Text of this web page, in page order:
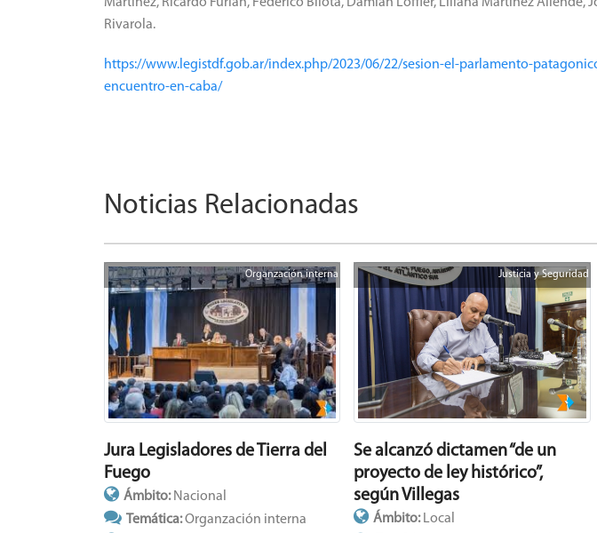
Rivarola.
https://www.legistdf.gob.ar/index.php/2023/06/22/sesion-el-parlamento-
encuentro-en-caba/
Noticias Relacionadas
Organzación interna
Jura Legisladores de Tierra del
Fuego
Ámbito: Nacional
Temática:Organzación interna
Justicia y Seguridad
Se alcanzó dictamen “de un
proyecto de ley histórico”,
según Villegas
Ámbito: Local